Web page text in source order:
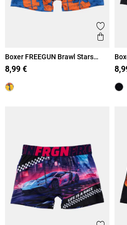
Ajouter
Boxer FREEGUN Brawl Stars
garçon
8,99 €